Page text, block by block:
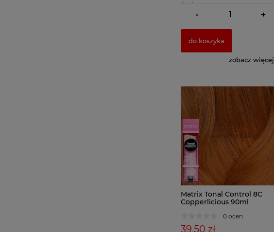
dostawy
( 1 x 100ml = 42,22 zł )
- +
do koszyka
zobacz więcej
Matrix Tonal Control 8C
Copperlicious 90ml
0 ocen
39,50 zł